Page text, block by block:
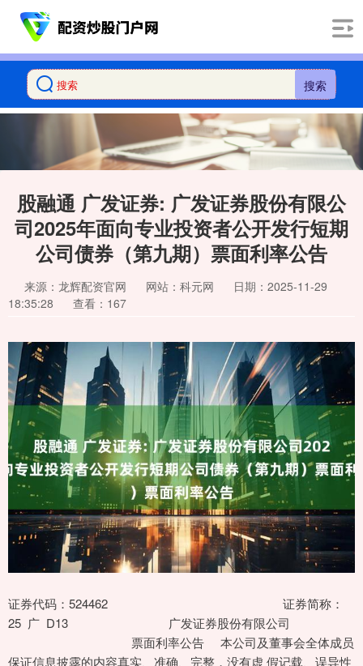
搜索
股融通 广发证券: 广发证券股份有限公
司2025年面向专业投资者公开发行短期
公司债券（第九期）票面利率公告
来源：龙辉配资官网 网站：科元网
日期：2025-11-29
18:35:28
查看：167
证券代码：524462 证券简称：
25 广 D13 广发证券股份有限公司
票面利率公告 本公司及董事会全体成员
保证信息披露的内容真实、准确、完整，没有虚 假记载、误导性